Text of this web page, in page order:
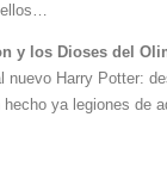
ellos…
y los Dioses del
nuevo Harry Potter:
ya legiones de